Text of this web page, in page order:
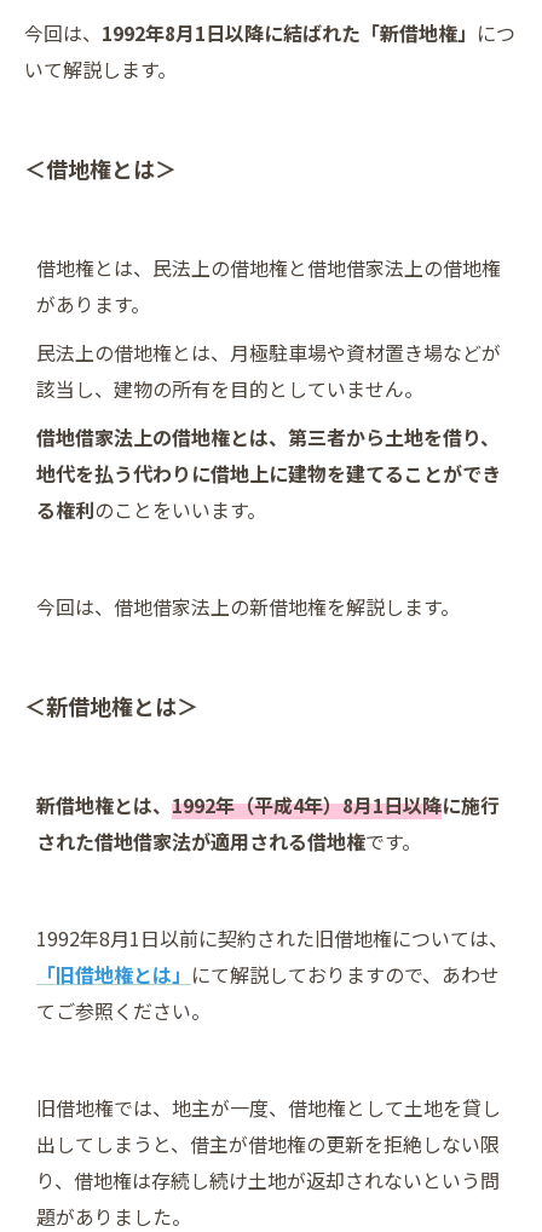
今回は、 1992年8月1日以降に結ばれた「新借地権」 につ
いて解説します。
＜借地権とは＞
借地権とは、民法上の借地権と借地借家法上の借地権
があります。
民法上の借地権とは、月極駐車場や資材置き場などが
該当し、建物の所有を目的としていません。
借地借家法上の借地権とは、第三者から土地を借り、
地代を払う代わりに借地上に建物を建てることができ
る権利のことをいいます。
今回は、借地借家法上の新借地権を解説します。
＜新借地権とは＞
新借地権とは、 1992年（平成4年）8月1日以降に施行
された借地借家法が適用される借地権です。
1992年8月1日以前に契約された旧借地権については、
「旧借地権とは」 にて解説しておりますので、あわせ
てご参照ください。
旧借地権では、地主が一度、借地権として土地を貸し
出してしまうと、借主が借地権の更新を拒絶しない限
り、借地権は存続し続け土地が返却されないという問
題がありました。